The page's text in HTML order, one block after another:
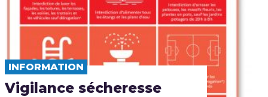
INFORMATION
Vigilance sécheresse